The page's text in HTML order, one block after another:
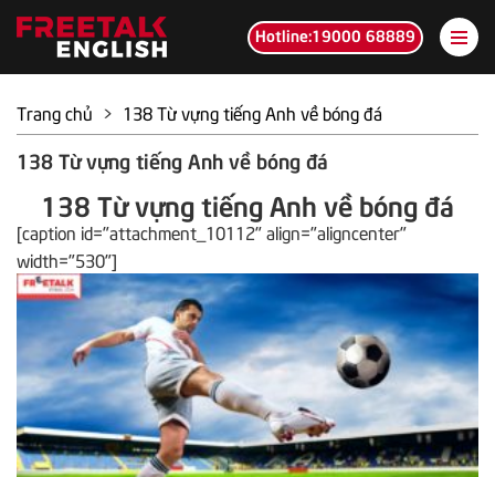
Hotline:19000 68889
Trang chủ > 138 Từ vựng tiếng Anh về bóng đá
138 Từ vựng tiếng Anh về bóng đá
138 Từ vựng tiếng Anh về bóng đá
[caption id="attachment_10112" align="aligncenter"
width="530"]